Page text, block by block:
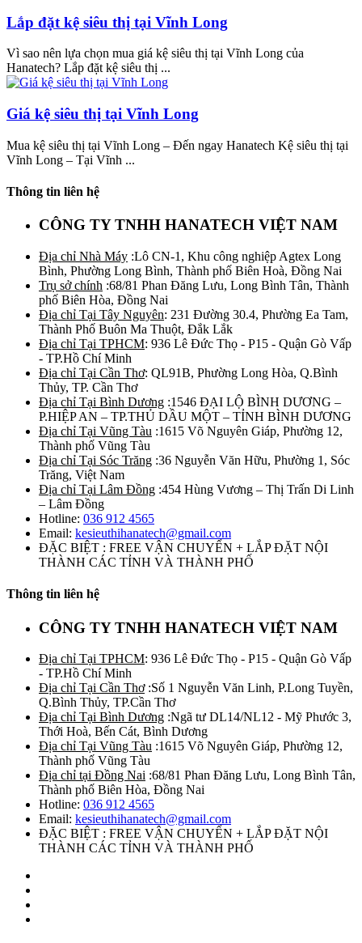
Lắp đặt kệ siêu thị tại Vĩnh Long
Vì sao nên lựa chọn mua giá kệ siêu thị tại Vĩnh Long của
Hanatech? Lắp đặt kệ siêu thị ...
Giá kệ siêu thị tại Vĩnh Long
Mua kệ siêu thị tại Vĩnh Long – Đến ngay Hanatech Kệ siêu thị tại
Vĩnh Long – Tại Vĩnh ...
Thông tin liên hệ
CÔNG TY TNHH HANATECH VIỆT NAM
Địa chỉ Nhà Máy :Lô CN-1, Khu công nghiệp Agtex Long
Bình, Phường Long Bình, Thành phố Biên Hoà, Đồng Nai
Trụ sở chính :68/81 Phan Đăng Lưu, Long Bình Tân, Thành
phố Biên Hòa, Đồng Nai
Địa chỉ Tại Tây Nguyên: 231 Đường 30.4, Phường Ea Tam,
Thành Phố Buôn Ma Thuột, Đắk Lắk
Địa chỉ Tại TPHCM: 936 Lê Đức Thọ - P15 - Quận Gò Vấp
- TP.Hồ Chí Minh
Địa chỉ Tại Cần Thơ: QL91B, Phường Long Hòa, Q.Bình
Thủy, TP. Cần Thơ
Địa chỉ Tại Bình Dương :1546 ĐẠI LỘ BÌNH DƯƠNG –
P.HIỆP AN – TP.THỦ DẦU MỘT – TỈNH BÌNH DƯƠNG
Địa chỉ Tại Vũng Tàu :1615 Võ Nguyên Giáp, Phường 12,
Thành phố Vũng Tàu
Địa chỉ Tại Sóc Trăng :36 Nguyễn Văn Hữu, Phường 1, Sóc
Trăng, Việt Nam
Địa chỉ Tại Lâm Đồng :454 Hùng Vương – Thị Trấn Di Linh
– Lâm Đồng
Hotline: 036 912 4565
Email: kesieuthihanatech@gmail.com
ĐẶC BIỆT : FREE VẬN CHUYỂN + LẮP ĐẶT NỘI
THÀNH CÁC TỈNH VÀ THÀNH PHỐ
Thông tin liên hệ
CÔNG TY TNHH HANATECH VIỆT NAM
Địa chỉ Tại TPHCM: 936 Lê Đức Thọ - P15 - Quận Gò Vấp
- TP.Hồ Chí Minh
Địa chỉ Tại Cần Thơ:Số 1 Nguyễn Văn Linh, P.Long Tuyền,
Q.Bình Thủy, TP.Cần Thơ
Địa chỉ Tại Bình Dương :Ngã tư DL14/NL12 - Mỹ Phước 3,
Thới Hoà, Bến Cát, Bình Dương
Địa chỉ Tại Vũng Tàu :1615 Võ Nguyên Giáp, Phường 12,
Thành phố Vũng Tàu
Địa chỉ tại Đồng Nai :68/81 Phan Đăng Lưu, Long Bình Tân,
Thành phố Biên Hòa, Đồng Nai
Hotline: 036 912 4565
Email: kesieuthihanatech@gmail.com
ĐẶC BIỆT : FREE VẬN CHUYỂN + LẮP ĐẶT NỘI
THÀNH CÁC TỈNH VÀ THÀNH PHỐ